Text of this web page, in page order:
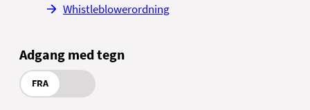
Whistleblowerordning
Adgang med tegn
FRA